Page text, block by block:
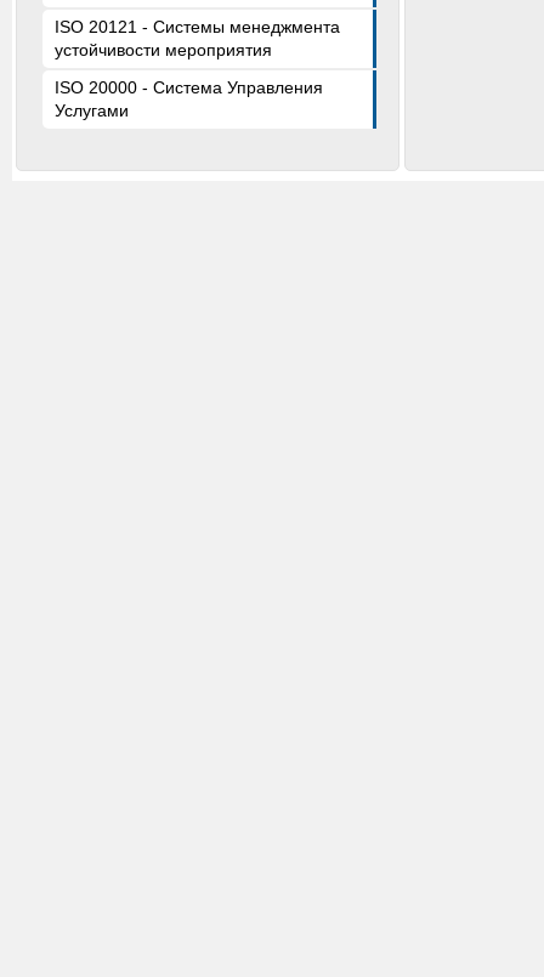
ISO 20121 - Системы менеджмента
устойчивости мероприятия
ISO 20000 - Система Управления
Услугами